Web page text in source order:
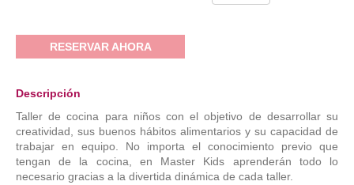
RESERVAR AHORA
Descripción
Taller de cocina para niños con el objetivo de desarrollar su
creatividad, sus buenos hábitos alimentarios y su capacidad de
trabajar en equipo. No importa el conocimiento previo que
tengan de la cocina, en Master Kids aprenderán todo lo
necesario gracias a la divertida dinámica de cada taller.